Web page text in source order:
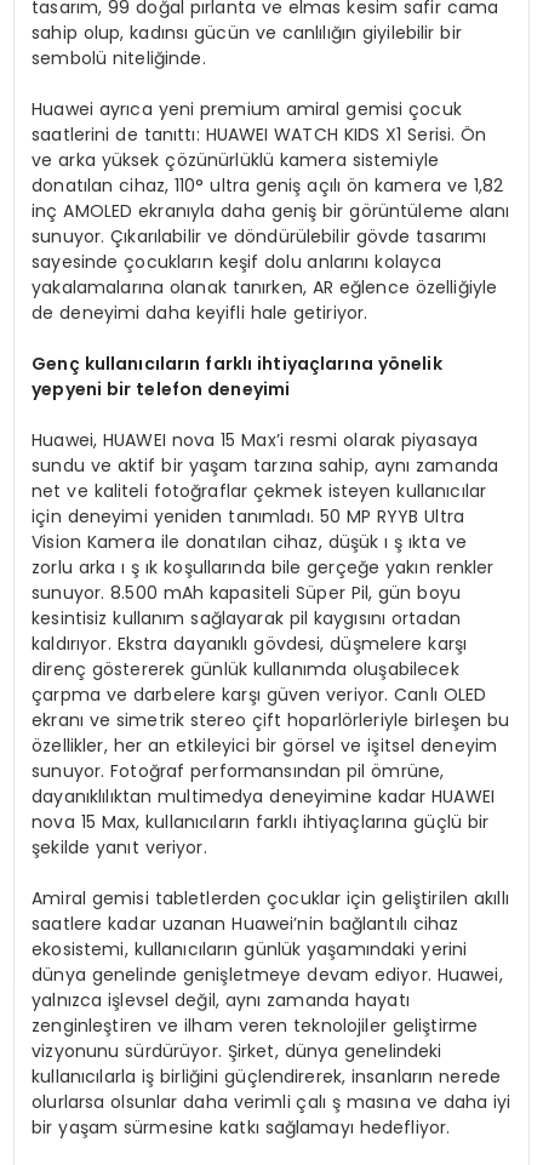
tasarım, 99 doğal pırlanta ve elmas kesim safir cama
sahip olup, kadınsı gücün ve canlılığın giyilebilir bir
sembolü niteliğinde.
Huawei ayrıca yeni premium amiral gemisi çocuk
saatlerini de tanıttı: HUAWEI WATCH KIDS X1 Serisi. Ön
ve arka yüksek çözünürlüklü kamera sistemiyle
donatılan cihaz, 110° ultra geniş açılı ön kamera ve 1,82
inç AMOLED ekranıyla daha geniş bir görüntüleme alanı
sunuyor. Çıkarılabilir ve döndürülebilir gövde tasarımı
sayesinde çocukların keşif dolu anlarını kolayca
yakalamalarına olanak tanırken, AR eğlence özelliğiyle
de deneyimi daha keyifli hale getiriyor.
Genç kullanıcıların farklı ihtiyaçlarına yönelik
yepyeni bir telefon deneyimi
Huawei, HUAWEI nova 15 Max’i resmi olarak piyasaya
sundu ve aktif bir yaşam tarzına sahip, aynı zamanda
net ve kaliteli fotoğraflar çekmek isteyen kullanıcılar
için deneyimi yeniden tanımladı. 50 MP RYYB Ultra
Vision Kamera ile donatılan cihaz, düşük ı ş ıkta ve
zorlu arka ı ş ık koşullarında bile gerçeğe yakın renkler
sunuyor. 8.500 mAh kapasiteli Süper Pil, gün boyu
kesintisiz kullanım sağlayarak pil kaygısını ortadan
kaldırıyor. Ekstra dayanıklı gövdesi, düşmelere karşı
direnç göstererek günlük kullanımda oluşabilecek
çarpma ve darbelere karşı güven veriyor. Canlı OLED
ekranı ve simetrik stereo çift hoparlörleriyle birleşen bu
özellikler, her an etkileyici bir görsel ve işitsel deneyim
sunuyor. Fotoğraf performansından pil ömrüne,
dayanıklılıktan multimedya deneyimine kadar HUAWEI
nova 15 Max, kullanıcıların farklı ihtiyaçlarına güçlü bir
şekilde yanıt veriyor.
Amiral gemisi tabletlerden çocuklar için geliştirilen akıllı
saatlere kadar uzanan Huawei’nin bağlantılı cihaz
ekosistemi, kullanıcıların günlük yaşamındaki yerini
dünya genelinde genişletmeye devam ediyor. Huawei,
yalnızca işlevsel değil, aynı zamanda hayatı
zenginleştiren ve ilham veren teknolojiler geliştirme
vizyonunu sürdürüyor. Şirket, dünya genelindeki
kullanıcılarla iş birliğini güçlendirerek, insanların nerede
olurlarsa olsunlar daha verimli çalı ş masına ve daha iyi
bir yaşam sürmesine katkı sağlamayı hedefliyor.